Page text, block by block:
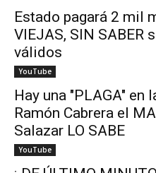
Estado pagará 2 mil
VIEJAS, SIN SABER
válidos
YouTube
Hay una "PLAGA" en
Ramón Cabrera el
Salazar LO SABE
YouTube